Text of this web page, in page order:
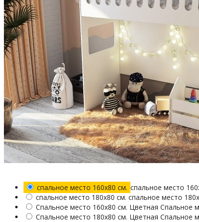
спальное место 160х80 см. спальное место
спальное место 180х80 см. спальное место
Спальное место 160х80 см. Цветная Спальное
Спальное место 180х80 см. Цветная Спальное